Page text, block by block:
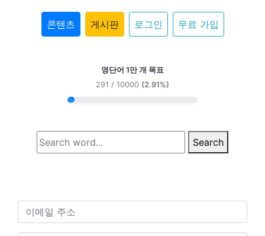
콘텐츠 게시판 로그인 무료 가입
영단어 1만 개 목표
291 / 10000 (2.91%)
Search